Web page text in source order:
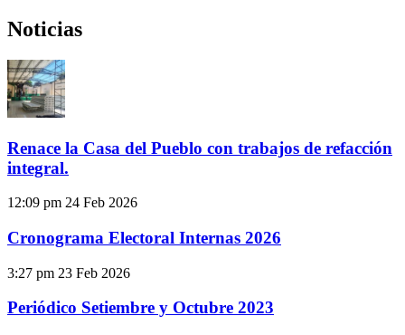
Noticias
Renace la Casa del Pueblo con trabajos de refacción
integral.
12:09 pm 24 Feb 2026
Cronograma Electoral Internas 2026
3:27 pm 23 Feb 2026
Periódico Setiembre y Octubre 2023